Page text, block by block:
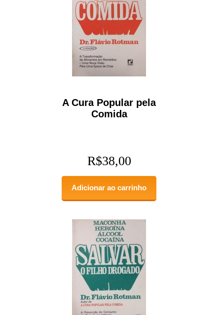
A Cura Popular pela
Comida
R$38,00
Adicionar ao carrinho